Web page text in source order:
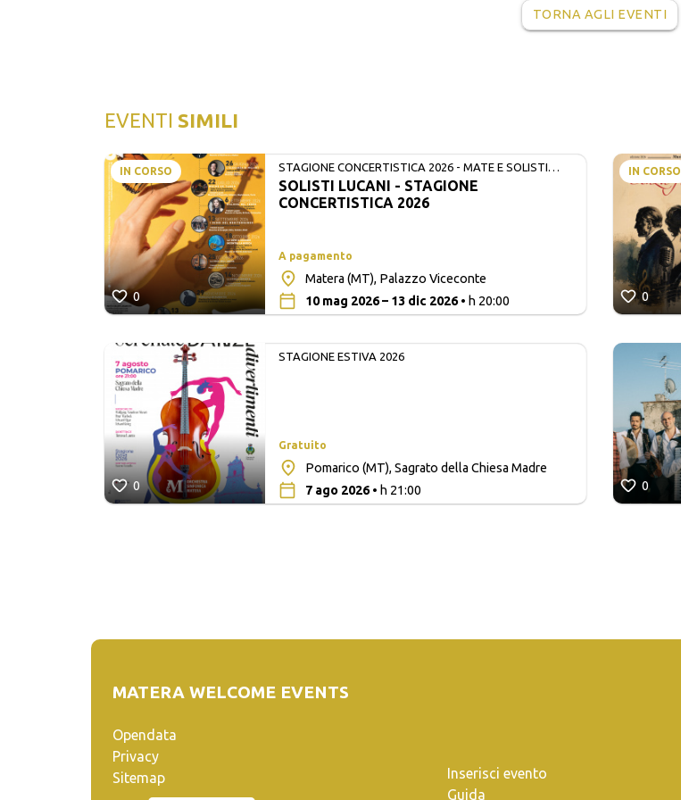
TORNA AGLI EVENTI
EVENTI SIMILI
IN CORSO
0
STAGIONE CONCERTISTICA 2026 - MATE E SOLISTI
LUCANI
SOLISTI LUCANI - STAGIONE
CONCERTISTICA 2026
A pagamento
Matera (MT), Palazzo Viceconte
10 mag 2026 – 13 dic 2026• h 20:00
0
STAGIONE ESTIVA 2026
Gratuito
Pomarico (MT), Sagrato della Chiesa Madre
7 ago 2026• h 21:00
IN CORSO
0
0
MATERA WELCOME EVENTS
Opendata
Privacy
Sitemap
Inserisci evento
Guida